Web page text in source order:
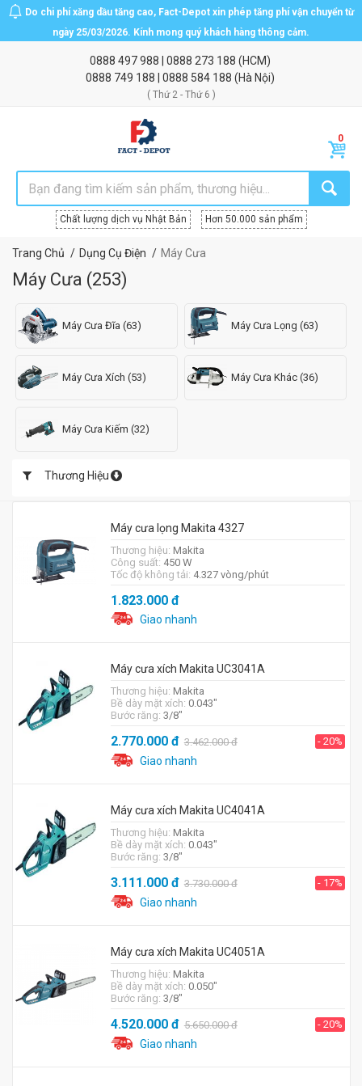
Do chi phí xăng dầu tăng cao, Fact-Depot xin phép tăng phí vận chuyển từ
ngày 25/03/2026. Kính mong quý khách hàng thông cảm.
0888 497 988 0888 273 188 (HCM)
0888 749 188
0888 584 188 (Hà Nội)
( Thứ 2 - Thứ 6 )
Chất lượng dịch vụ Nhật Bản Hơn 50.000 sản phẩm
Trang Chủ Dụng Cụ Điện Máy Cưa
Máy Cưa (253)
Máy Cưa Đĩa (63) Máy Cưa Lọng (63)
Máy Cưa Xích (53) Máy Cưa Khác (36)
Máy Cưa Kiếm (32)
Thương Hiệu
Máy cưa lọng Makita 4327
Thương hiệu: Makita
Công suất: 450 W
Tốc độ không tải: 4.327 vòng/phút
1.823.000đ
Giao nhanh
Máy cưa xích Makita UC3041A
Thương hiệu: Makita
Bề dày mặt xích: 0.043"
Bước răng: 3/8"
2.770.000đ 3.462.000đ - 20%
Giao nhanh
Máy cưa xích Makita UC4041A
Thương hiệu: Makita
Bề dày mặt xích: 0.043"
Bước răng: 3/8"
3.111.000đ 3.730.000đ - 17%
Giao nhanh
Máy cưa xích Makita UC4051A
Thương hiệu: Makita
Bề dày mặt xích: 0.050"
Bước răng: 3/8"
4.520.000đ 5.650.000đ - 20%
Giao nhanh